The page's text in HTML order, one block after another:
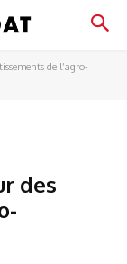
de l’agro-
des